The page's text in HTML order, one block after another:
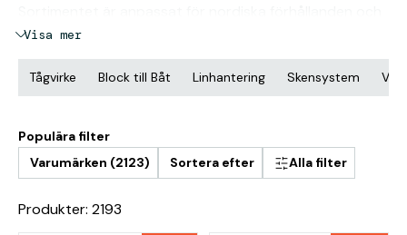
täcker allt från löpande rigg till beslag och
segeltillbehör.
Visa mer
Tågvirke Block till Båt Linhantering Skensystem
Populära filter
Varumärken (2123)
Sortera efter Alla filter
Produkter: 2193